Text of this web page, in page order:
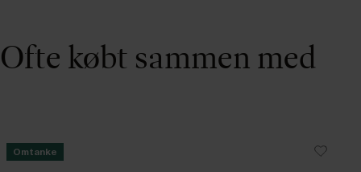
Ofte købt sammen med
Omtanke